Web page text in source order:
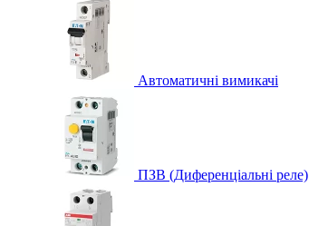
Автоматичні вимикачі
ПЗВ (Диференціальні реле)